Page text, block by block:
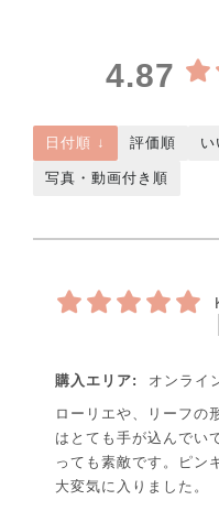
4.87
日付順 ↓ 評価順 い
写真・動画付き順
購入エリア:
オンライ
ローリエや、リーフの
はとても手が込んでい
っても素敵です。ピン
大変気に入りました。